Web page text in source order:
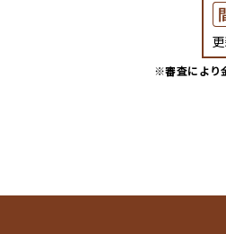
※審査により